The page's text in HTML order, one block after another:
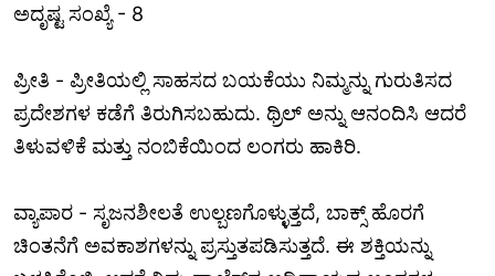
ಅದೃಷ್ಟ ಸಂಖ್ಯೆ - 8
ಪ್ರೀತಿ - ಪ್ರೀತಿಯಲ್ಲಿ ಸಾಹಸದ ಬಯಕೆಯು ನಿಮ್ಮನ್ನು ಗುರುತಿಸದ
ಪ್ರದೇಶಗಳ ಕಡೆಗೆ ತಿರುಗಿಸಬಹುದು. ಥ್ರಿಲ್ ಅನ್ನು ಆನಂದಿಸಿ ಆದರೆ
ತಿಳುವಳಿಕೆ ಮತ್ತು ನಂಬಿಕೆಯಿಂದ ಲಂಗರು ಹಾಕಿರಿ.
ವ್ಯಾಪಾರ - ಸೃಜನಶೀಲತೆ ಉಲ್ಬಣಗೊಳ್ಳುತ್ತದೆ, ಬಾಕ್ಸ್ ಹೊರಗೆ
ಚಿಂತನೆಗೆ ಅವಕಾಶಗಳನ್ನು ಪ್ರಸ್ತುತಪಡಿಸುತ್ತದೆ. ಈ ಶಕ್ತಿಯನ್ನು